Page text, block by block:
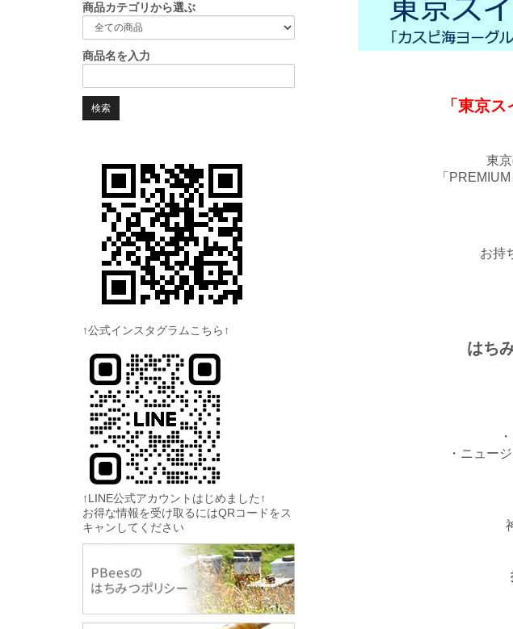
「東京
東
「
お持
はち
・ニュー
商品カテゴリから選ぶ
商品名を入力
↑公式インスタグラムこちら↑
↑LINE公式アカウントはじめました↑
お得な情報を受け取るにはQRコードをス
キャンしてください